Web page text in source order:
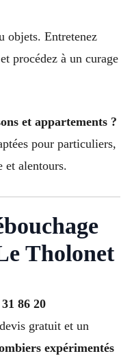
objets. Entretenez
procédez à un curage
et appartements ?
pour particuliers,
et alentours.
Tholonet
86 20
gratuit et un
expérimentés